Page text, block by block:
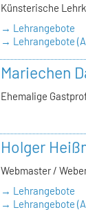
Künsterische
→ Lehrangebote
→ Lehrangebote
Mariechen
Ehemalige
Holger
Webmaster /
→ Lehrangebote
→ Lehrangebote